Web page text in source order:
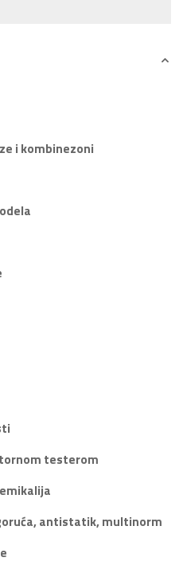
i kombinezoni
testerom
antistatik, multinorm